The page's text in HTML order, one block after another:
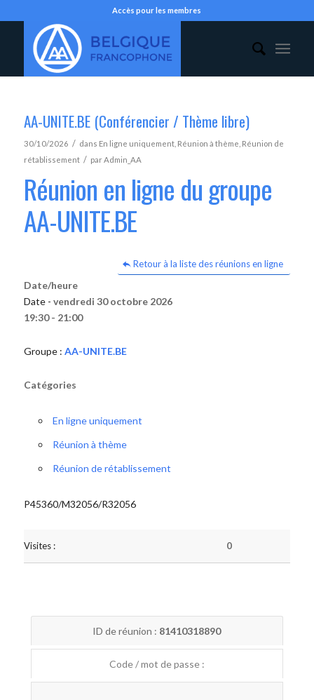
Accès pour les membres
AA-UNITE.BE (Conférencier / Thème libre)
30/10/2026 / dans En ligne uniquement, Réunion à thème Réunion de
rétablissement / parAdmin_AA
Réunion en ligne du groupe
AA-UNITE.BE
Retour à la liste des réunions en ligne
Date/heure
Date - vendredi 30 octobre 2026
19:30 - 21:00
Groupe : AA-UNITE.BE
Catégories
En ligne uniquement
Réunion à thème
Réunion de rétablissement
P45360/M32056/R32056
Visites : 0
ID de réunion : 81410318890
Code / mot de passe :